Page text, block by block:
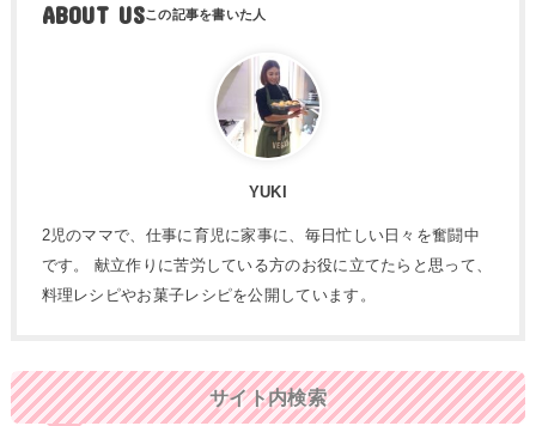
ABOUT US
YUKI
2児のママで、仕事に育児に家事に、毎日忙しい日々を奮闘中
です。 献立作りに苦労している方のお役に立てたらと思って、
料理レシピやお菓子レシピを公開しています。
サイト内検索